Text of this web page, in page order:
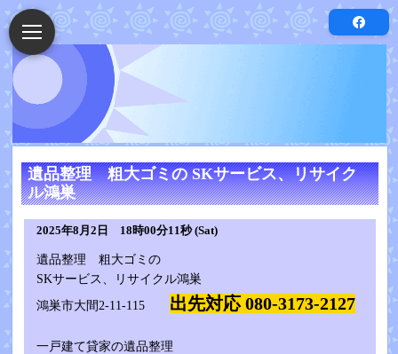
遺品整理 粗大ゴミの SKサービス、リサイク
ル鴻巣
2025年8月2日 18時00分11秒 (Sat)
遺品整理 粗大ゴミの
SKサービス、リサイクル鴻巣
鴻巣市大間2-11-115 出先対応 080-3173-2127
一戸建て貸家の遺品整理